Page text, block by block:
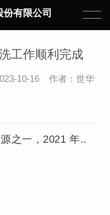
有限公司
工作顺利完成
10-16 作者：世华
之一，2021 年..